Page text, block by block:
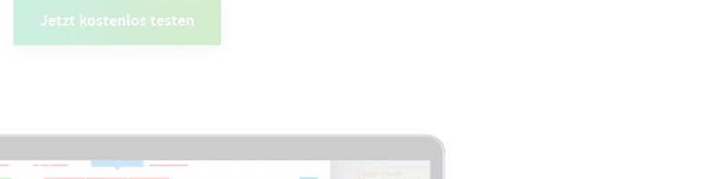
Jetzt kostenlos testen